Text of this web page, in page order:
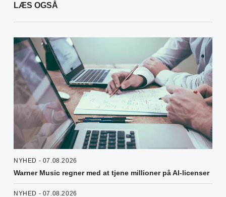
LÆS OGSÅ
NYHED - 07.08.2026
Warner Music regner med at tjene millioner på AI-licenser
NYHED - 07.08.2026